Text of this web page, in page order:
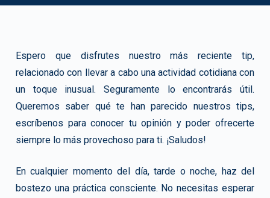
Espero que disfrutes nuestro más reciente tip,
relacionado con llevar a cabo una actividad cotidiana con
un toque inusual. Seguramente lo encontrarás útil.
Queremos saber qué te han parecido nuestros tips,
escríbenos para conocer tu opinión y poder ofrecerte
siempre lo más provechoso para ti. ¡Saludos!
En cualquier momento del día, tarde o noche, haz del
bostezo una práctica consciente. No necesitas esperar